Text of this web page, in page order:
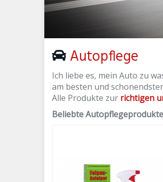
Autopflege
Ich liebe es, mein Auto zu
am besten und
Alle Produkte zur richtigen
Beliebte Autopflegeprodukte